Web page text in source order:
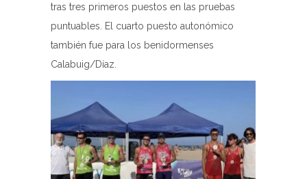
tras tres primeros puestos en las pruebas
puntuables. El cuarto puesto autonómico
también fue para los benidormenses
Calabuig/Díaz.